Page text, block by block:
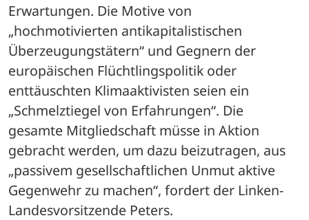
Erwartungen. Die Motive von
„hochmotivierten antikapitalistischen
Überzeugungstätern“ und Gegnern der
europäischen Flüchtlingspolitik oder
enttäuschten Klimaaktivisten seien ein
„Schmelztiegel von Erfahrungen“. Die
gesamte Mitgliedschaft müsse in Aktion
gebracht werden, um dazu beizutragen, aus
„passivem gesellschaftlichen Unmut aktive
Gegenwehr zu machen“, fordert der Linken-
Landesvorsitzende Peters.